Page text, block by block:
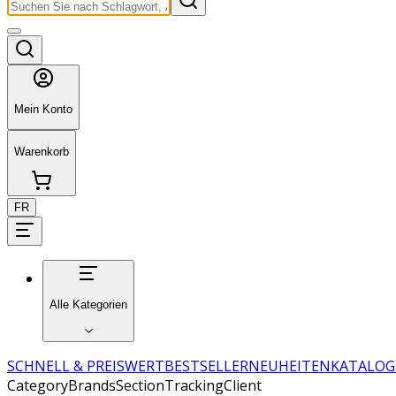
Mein Konto
Warenkorb
FR
Alle Kategorien
SCHNELL & PREISWERTBESTSELLERNEUHEITENKATALOG
CategoryBrandsSectionTrackingClient